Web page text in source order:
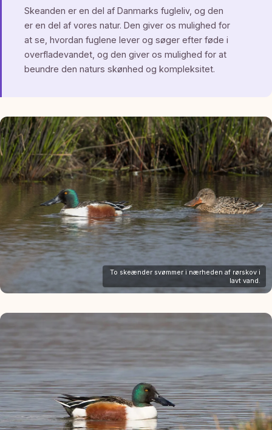
Skeanden er en del af Danmarks fugleliv, og den
er en del af vores natur. Den giver os mulighed for
at se, hvordan fuglene lever og søger efter føde i
overfladevandet, og den giver os mulighed for at
beundre den naturs skønhed og kompleksitet.
To skeænder svømmer i nærheden af rørskov i
lavt vand.